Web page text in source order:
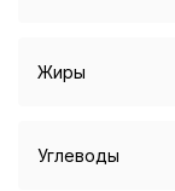
Жиры
Углеводы